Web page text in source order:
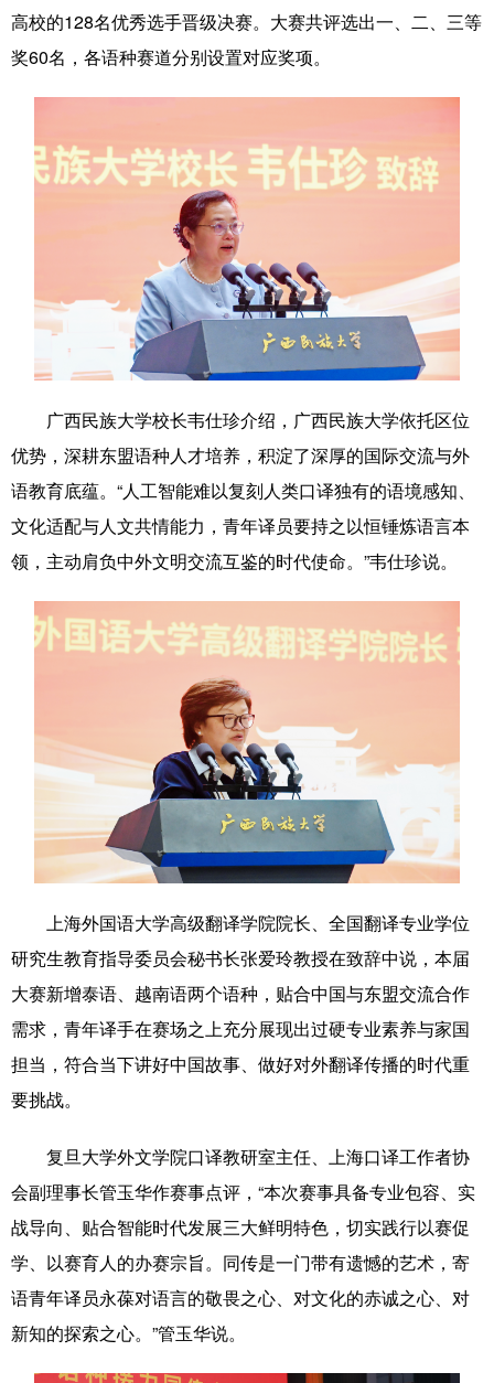
陕西 甘肃 青海 宁夏
新疆 内蒙古 黑龙江
多语种频道
Español
Português
高校的128名优秀选手晋级决赛。大赛共评选出一、二、三等
奖60名，各语种赛道分别设置对应奖项。
广西民族大学校长韦仕珍介绍，广西民族大学依托区位
优势，深耕东盟语种人才培养，积淀了深厚的国际交流与外
语教育底蕴。“人工智能难以复刻人类口译独有的语境感知、
文化适配与人文共情能力，青年译员要持之以恒锤炼语言本
领，主动肩负中外文明交流互鉴的时代使命。”韦仕珍说。
上海外国语大学高级翻译学院院长、全国翻译专业学位
研究生教育指导委员会秘书长张爱玲教授在致辞中说，本届
大赛新增泰语、越南语两个语种，贴合中国与东盟交流合作
需求，青年译手在赛场之上充分展现出过硬专业素养与家国
担当，符合当下讲好中国故事、做好对外翻译传播的时代重
要挑战。
复旦大学外文学院口译教研室主任、上海口译工作者协
会副理事长管玉华作赛事点评，“本次赛事具备专业包容、实
战导向、贴合智能时代发展三大鲜明特色，切实践行以赛促
学、以赛育人的办赛宗旨。同传是一门带有遗憾的艺术，寄
语青年译员永葆对语言的敬畏之心、对文化的赤诚之心、对
新知的探索之心。”管玉华说。